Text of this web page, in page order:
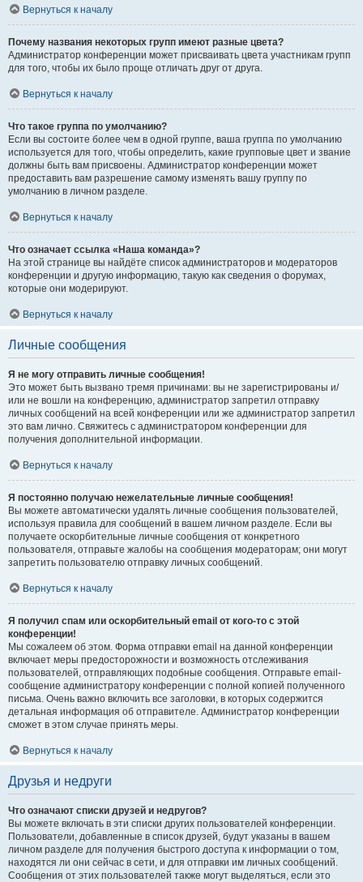
Вернуться к началу
Почему названия некоторых групп имеют разные цвета?
Администратор конференции может присваивать цвета участникам групп
для того, чтобы их было проще отличать друг от друга.
Вернуться к началу
Что такое группа по умолчанию?
Если вы состоите более чем в одной группе, ваша группа по умолчанию
используется для того, чтобы определить, какие групповые цвет и звание
должны быть вам присвоены. Администратор конференции может
предоставить вам разрешение самому изменять вашу группу по
умолчанию в личном разделе.
Вернуться к началу
Что означает ссылка «Наша команда»?
На этой странице вы найдёте список администраторов и модераторов
конференции и другую информацию, такую как сведения о форумах,
которые они модерируют.
Вернуться к началу
Личные сообщения
Я не могу отправить личные сообщения!
Это может быть вызвано тремя причинами: вы не зарегистрированы и/
или не вошли на конференцию, администратор запретил отправку
личных сообщений на всей конференции или же администратор запретил
это вам лично. Свяжитесь с администратором конференции для
получения дополнительной информации.
Вернуться к началу
Я постоянно получаю нежелательные личные сообщения!
Вы можете автоматически удалять личные сообщения пользователей,
используя правила для сообщений в вашем личном разделе. Если вы
получаете оскорбительные личные сообщения от конкретного
пользователя, отправьте жалобы на сообщения модераторам; они могут
запретить пользователю отправку личных сообщений.
Вернуться к началу
Я получил спам или оскорбительный email от кого-то с этой
конференции!
Мы сожалеем об этом. Форма отправки email на данной конференции
включает меры предосторожности и возможность отслеживания
пользователей, отправляющих подобные сообщения. Отправьте email-
сообщение администратору конференции с полной копией полученного
письма. Очень важно включить все заголовки, в которых содержится
детальная информация об отправителе. Администратор конференции
сможет в этом случае принять меры.
Вернуться к началу
Друзья и недруги
Что означают списки друзей и недругов?
Вы можете включать в эти списки других пользователей конференции.
Пользователи, добавленные в список друзей, будут указаны в вашем
личном разделе для получения быстрого доступа к информации о том,
находятся ли они сейчас в сети, и для отправки им личных сообщений.
Сообщения от этих пользователей также могут выделяться, если это